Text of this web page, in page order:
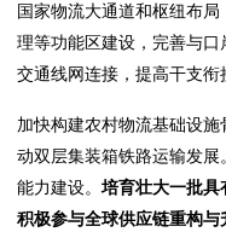
国家物流大通道和枢纽布
理等功能区建设，完善与
交通线网连接，提高干支衔
加快构建农村物流基础设
动双层集装箱铁路运输发
能力建设。培育壮大一批具
积极参与全球供应链重构